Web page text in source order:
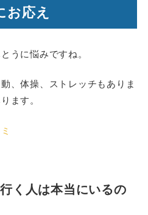
お応え
とうに悩みですね。
、体操、ストレッチもありま
ます。
く人は本当にいるの